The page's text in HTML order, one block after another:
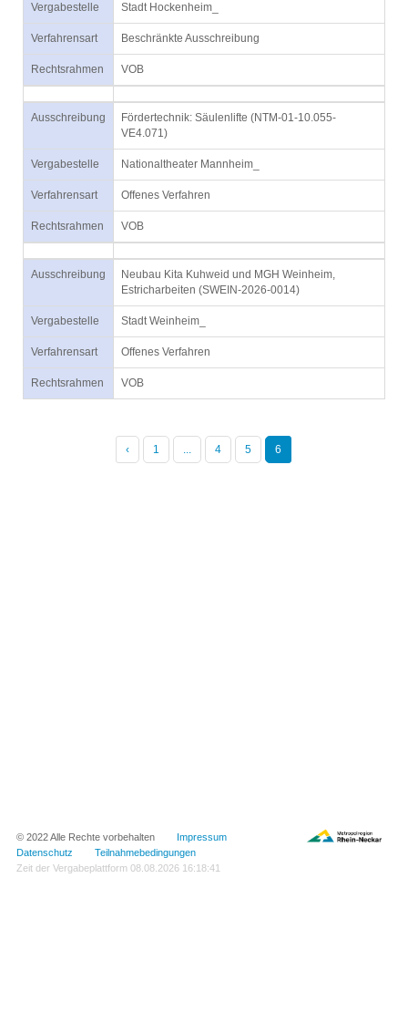
Vergabestelle Stadt Hockenheim_
Verfahrensart Beschränkte Ausschreibung
Rechtsrahmen VOB
Ausschreibung
Fördertechnik: Säulenlifte (NTM-01-10.055-
VE4.071)
Vergabestelle Nationaltheater Mannheim_
Verfahrensart Offenes Verfahren
Rechtsrahmen VOB
Ausschreibung
Neubau Kita Kuhweid und MGH Weinheim,
Estricharbeiten (SWEIN-2026-0014)
Vergabestelle Stadt Weinheim_
Verfahrensart Offenes Verfahren
Rechtsrahmen VOB
‹ 1 ... 4 5 6
© 2022 Alle Rechte vorbehalten Impressum
Datenschutz
Teilnahmebedingungen
Zeit der Vergabeplattform 08.08.2026 16:18:41